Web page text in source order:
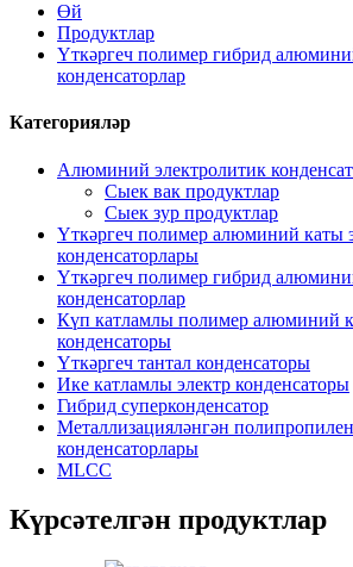
Өй
Продуктлар
Үткәргеч полимер гибрид
конденсаторлар
Категорияләр
Алюминий электролитик
Сыек вак продуктлар
Сыек зур продуктлар
Үткәргеч полимер алюминий каты
конденсаторлары
Үткәргеч полимер гибрид
конденсаторлар
Күп катламлы полимер алюминий
конденсаторы
Үткәргеч тантал конденсаторы
Ике катламлы электр конденсаторы
Гибрид суперконденсатор
Металлизацияләнгән
конденсаторлары
MLCC
Күрсәтелгән продуктлар